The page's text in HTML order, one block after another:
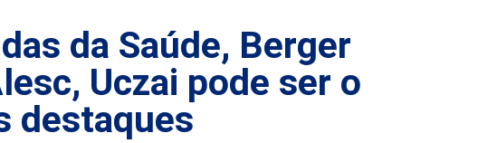
da Saúde, Berger
Uczai pode ser o
destaques